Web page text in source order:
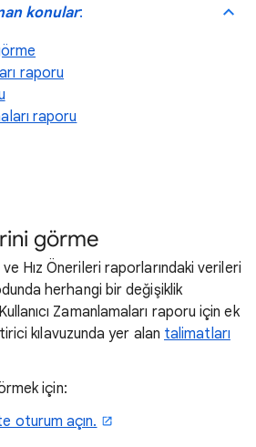
konular:
raporu
raporu
görme
Hız Önerileri raporlarındaki verileri
herhangi bir değişiklik
Zamanlamaları raporu için ek
kılavuzunda yer alan talimatları
için:
oturum açın.